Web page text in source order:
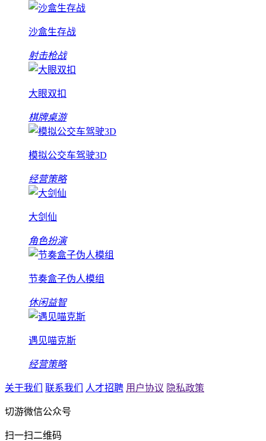
沙盒生存战
射击枪战
大眼双扣
棋牌桌游
模拟公交车驾驶3D
经营策略
大剑仙
角色扮演
节奏盒子伪人模组
休闲益智
遇见喵克斯
经营策略
关于我们 联系我们 人才招聘 用户协议 隐私政策
切游微信公众号
扫一扫二维码